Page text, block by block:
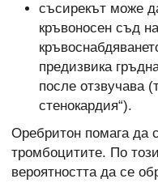
съсирекът може
кръвоносен съд
предизвика
после отзвучава
стенокардия“).
Оребритон помага да
тромбоцитите. По
вероятността да се